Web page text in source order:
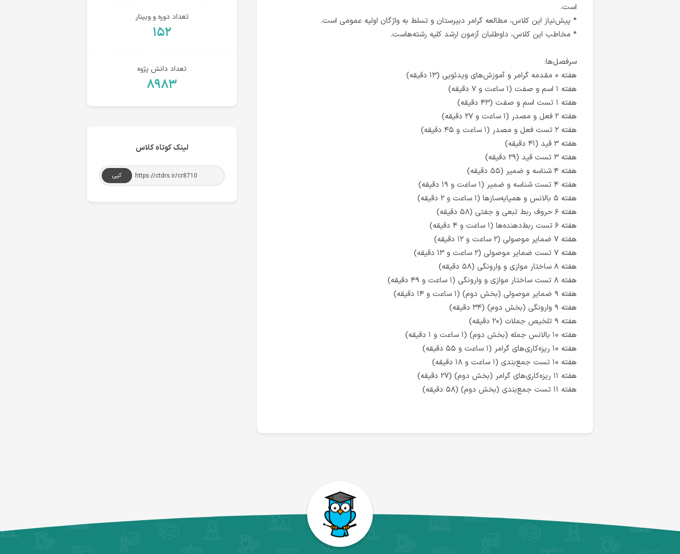
است.
* پیش‌نیاز این کلاس، مطالعه گرامر دبیرستان و تسلط به واژگان اولیه عمومی است.
* مخاطب این کلاس، داوطلبان آزمون‌ ارشد کلیه رشته‌هاست.
سرفصل‌ها:
هفته ۰ مقدمه گرامر و آموزش‌های ویدئویی (۱۳ دقیقه)
هفته ۱ اسم و صفت (۱ ساعت و ۷ دقیقه)
هفته ۱ تست اسم و صفت (۴۳ دقیقه)
هفته ۲ فعل و مصدر (۱ ساعت و ۲۷ دقیقه)
هفته ۲ تست فعل و مصدر (۱ ساعت و ۴۵ دقیقه)
هفته ۳ قید (۴۱ دقیقه)
هفته ۳ تست قید (۲۹ دقیقه)
هفته ۴ شناسه و ضمیر (۵۵ دقیقه)
هفته ۴ تست شناسه و ضمیر (۱ ساعت و ۱۹ دقیقه)
هفته ۵ بالانس و همپایه‌سازها (۱ ساعت و ۲ دقیقه)
هفته ۶ حروف ربط تبعی و جفتی (۵۸ دقیقه)
هفته ۶ تست ربط‌دهنده‌ها (۱ ساعت و ۴ دقیقه)
هفته ۷ ضمایر موصولی (۲ ساعت و ۱۲ دقیقه)
هفته ۷ تست ضمایر موصولی (۲ ساعت و ۱۳ دقیقه)
هفته ۸ ساختار موازی و وارونگی (۵۸ دقیقه)
هفته ۸ تست ساختار موازی و وارونگی (۱ ساعت و ۴۹ دقیقه)
هفته ۹ ضمایر موصولی (بخش دوم) (۱ ساعت و ۱۴ دقیقه)
هفته ۹ وارونگی (بخش دوم) (۳۴ دقیقه)
هفته ۹ تلخیص جملات (۲۰ دقیقه)
هفته ۱۰ بالانس جمله (بخش دوم) (۱ ساعت و ۱ دقیقه)
هفته ۱۰ ریزه‌کاری‌های گرامر (۱ ساعت و ۵۵ دقیقه)
هفته ۱۰ تست جمع‌بندی (۱ ساعت و ۱۸ دقیقه)
هفته ۱۱ ریزه‌کاری‌های گرامر (بخش دوم) (۲۷ دقیقه)
هفته ۱۱ تست جمع‌بندی (بخش دوم) (۵۸ دقیقه)
تعداد دوره و وبینار
۱۵۲
تعداد دانش پژوه
۸۹۸۳
لینک کوتاه کلاس
کپی